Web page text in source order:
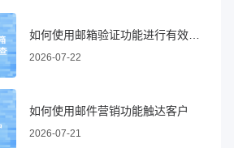
2026-07-22
如何使用邮件营销功能触达客户
2026-07-21